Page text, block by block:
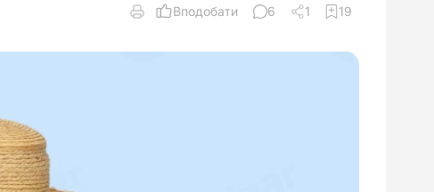
Вподобати 6 1 19